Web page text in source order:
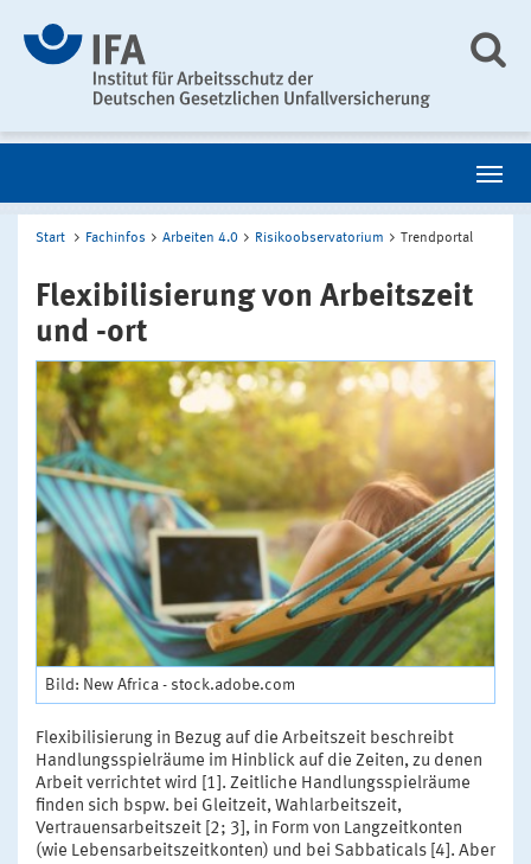
Start Fachinfos Arbeiten 4.0 Risikoobservatorium Trendportal
Flexibilisierung von Arbeitszeit
und -ort
Bild: New Africa - stock.adobe.com
Flexibilisierung in Bezug auf die Arbeitszeit beschreibt
Handlungsspielräume im Hinblick auf die Zeiten, zu denen
Arbeit verrichtet wird [1]. Zeitliche Handlungsspielräume
finden sich bspw. bei Gleitzeit, Wahlarbeitszeit,
Vertrauensarbeitszeit [2; 3], in Form von Langzeitkonten
(wie Lebensarbeitszeitkonten) und bei Sabbaticals [4]. Aber